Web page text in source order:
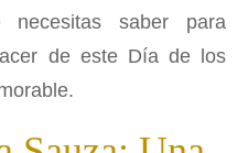
saber para
de este Día de los